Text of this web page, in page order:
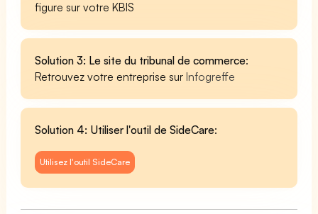
figure sur votre KBIS
Solution 3: Le site du tribunal de commerce:
Retrouvez votre entreprise surInfogreffe
Solution 4: Utiliser l'outil de SideCare:
Utilisez l'outil SideCare